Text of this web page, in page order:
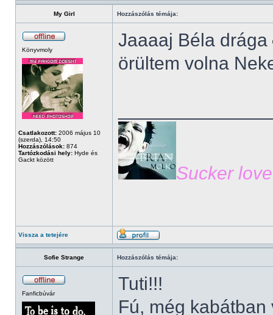
My Girl Hozzászólás témája:
Könyvmoly
Csatlakozott: 2006 május 10
(szerda), 14:50
Hozzászólások: 874
Tartózkodási hely: Hyde és
Gackt között
Jaaaaj Béla drága
örültem volna
Sucker
Vissza a tetejére
Sofie Strange Hozzászólás témája:
Fanficbúvár
Tuti!!!
Fú, még